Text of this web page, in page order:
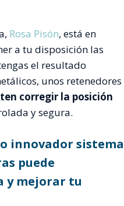
Rosa Pisón, está en
a tu disposición las
el resultado
unos retenedores
corregir la posición
y segura.
innovador sistema
puede
y mejorar tu